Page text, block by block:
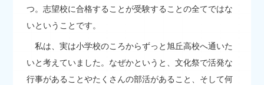
つ。志望校に合格することが受験することの全てではな
いということです。
私は、実は小学校のころからずっと旭丘高校へ通いた
いと考えていました。なぜかというと、文化祭で活発な
行事があることやたくさんの部活があること、そして何